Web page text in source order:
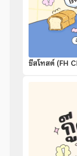
ชีสโทสต์ (FH